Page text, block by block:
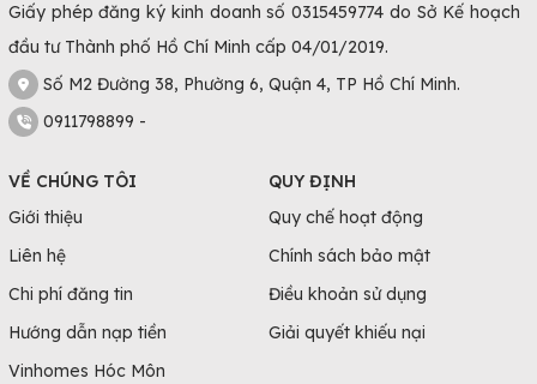
Giấy phép đăng ký kinh doanh số 0315459774 do Sở Kế hoạch
đầu tư Thành phố Hồ Chí Minh cấp 04/01/2019.
Số M2 Đường 38, Phường 6, Quận 4, TP Hồ Chí Minh.
0911798899 -
VỀ CHÚNG TÔI
Giới thiệu
Liên hệ
Chi phí đăng tin
Hướng dẫn nạp tiền
Vinhomes Hóc Môn
QUY ĐỊNH
Quy chế hoạt động
Chính sách bảo mật
Điều khoản sử dụng
Giải quyết khiếu nại